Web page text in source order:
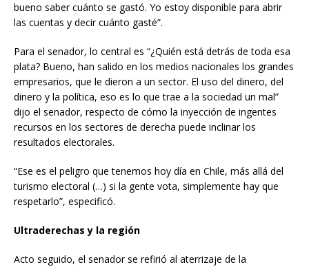
bueno saber cuánto se gastó. Yo estoy disponible para abrir
las cuentas y decir cuánto gasté”.
Para el senador, lo central es “¿Quién está detrás de toda esa
plata? Bueno, han salido en los medios nacionales los grandes
empresarios, que le dieron a un sector. El uso del dinero, del
dinero y la política, eso es lo que trae a la sociedad un mal”
dijo el senador, respecto de cómo la inyección de ingentes
recursos en los sectores de derecha puede inclinar los
resultados electorales.
“Ese es el peligro que tenemos hoy día en Chile, más allá del
turismo electoral (…) si la gente vota, simplemente hay que
respetarlo”, especificó.
Ultraderechas y la región
Acto seguido, el senador se refirió al aterrizaje de la